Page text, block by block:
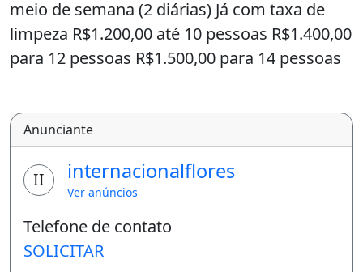
meio de semana (2 diárias) Já com taxa de
limpeza R$1.200,00 até 10 pessoas R$1.400,00
para 12 pessoas R$1.500,00 para 14 pessoas
Aluguel mínimo 02 diárias .
Taxa de limpeza 200,00 ( AMBIENTE
FAMILIAR) Casa às margens do Corumbá IV
Sendo 05 quartos com 04 suítes Confortável
Anunciante
II internacionalflores
Ver anúncios
Telefone de contato
SOLICITAR